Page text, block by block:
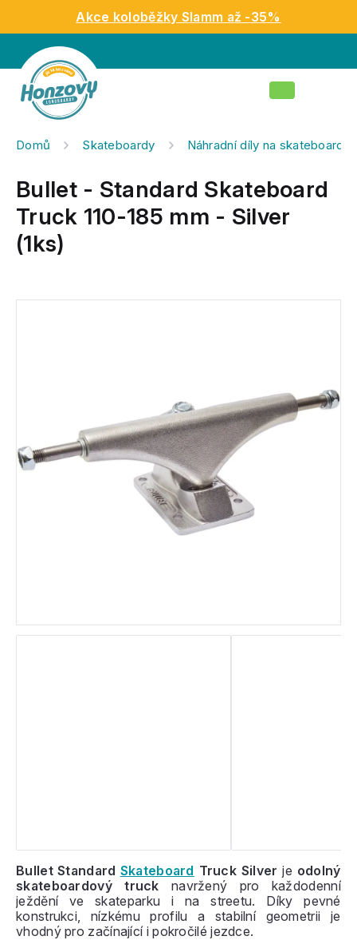
obsah
Akce koloběžky Slamm až -35%
Nákupní
Domů Skateboardy Náhradní díly na skateboardy
Bullet - Standard Skateboard
Truck 110-185 mm - Silver
(1ks)
Bullet Standard Skateboard Truck Silver je odolný
skateboardový truck navržený pro každodenní
ježdění ve skateparku i na streetu. Díky pevné
konstrukci, nízkému profilu a stabilní geometrii je
vhodný pro začínající i pokročilé jezdce.